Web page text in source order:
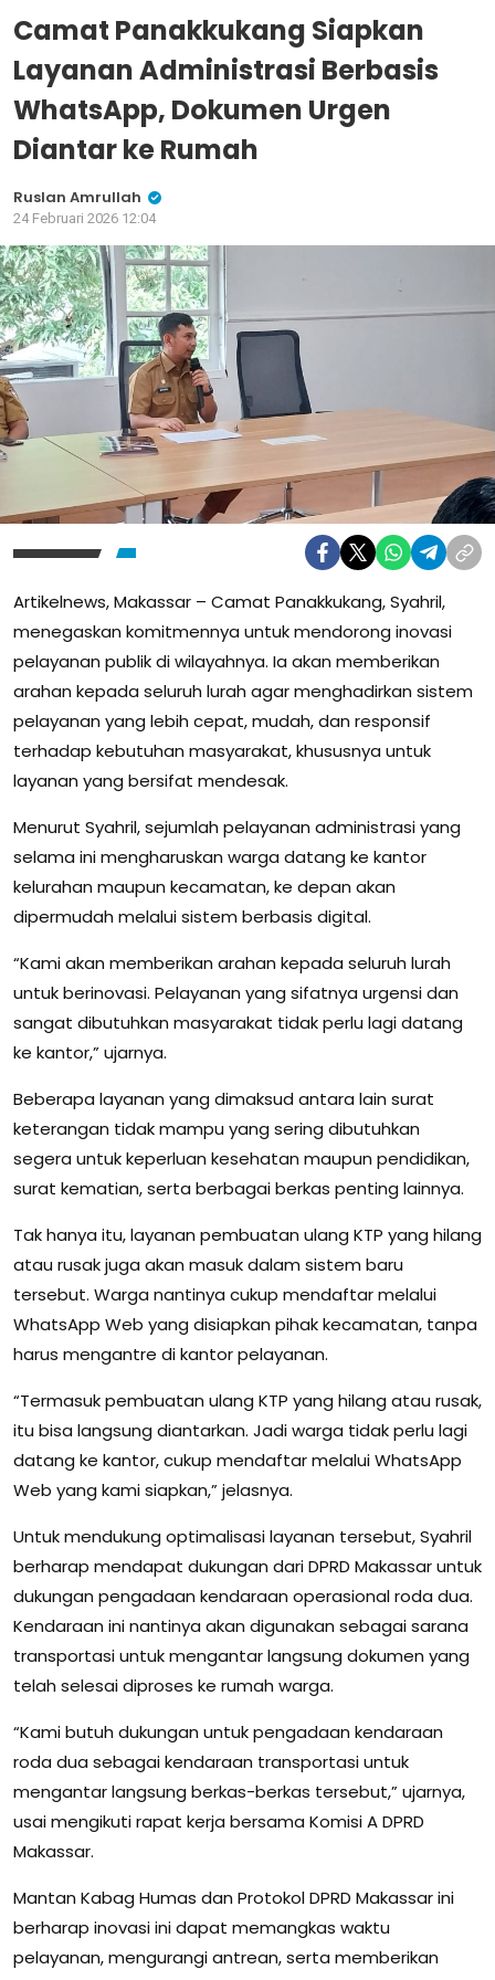
Camat Panakkukang Siapkan
Layanan Administrasi Berbasis
WhatsApp, Dokumen Urgen
Diantar ke Rumah
Ruslan Amrullah
24 Februari 2026 12:04
Artikelnews, Makassar – Camat Panakkukang, Syahril,
menegaskan komitmennya untuk mendorong inovasi
pelayanan publik di wilayahnya. Ia akan memberikan
arahan kepada seluruh lurah agar menghadirkan sistem
pelayanan yang lebih cepat, mudah, dan responsif
terhadap kebutuhan masyarakat, khususnya untuk
layanan yang bersifat mendesak.
Menurut Syahril, sejumlah pelayanan administrasi yang
selama ini mengharuskan warga datang ke kantor
kelurahan maupun kecamatan, ke depan akan
dipermudah melalui sistem berbasis digital.
“Kami akan memberikan arahan kepada seluruh lurah
untuk berinovasi. Pelayanan yang sifatnya urgensi dan
sangat dibutuhkan masyarakat tidak perlu lagi datang
ke kantor,” ujarnya.
Beberapa layanan yang dimaksud antara lain surat
keterangan tidak mampu yang sering dibutuhkan
segera untuk keperluan kesehatan maupun pendidikan,
surat kematian, serta berbagai berkas penting lainnya.
Tak hanya itu, layanan pembuatan ulang KTP yang hilang
atau rusak juga akan masuk dalam sistem baru
tersebut. Warga nantinya cukup mendaftar melalui
WhatsApp Web yang disiapkan pihak kecamatan, tanpa
harus mengantre di kantor pelayanan.
“Termasuk pembuatan ulang KTP yang hilang atau rusak,
itu bisa langsung diantarkan. Jadi warga tidak perlu lagi
datang ke kantor, cukup mendaftar melalui WhatsApp
Web yang kami siapkan,” jelasnya.
Untuk mendukung optimalisasi layanan tersebut, Syahril
berharap mendapat dukungan dari DPRD Makassar untuk
dukungan pengadaan kendaraan operasional roda dua.
Kendaraan ini nantinya akan digunakan sebagai sarana
transportasi untuk mengantar langsung dokumen yang
telah selesai diproses ke rumah warga.
“Kami butuh dukungan untuk pengadaan kendaraan
roda dua sebagai kendaraan transportasi untuk
mengantar langsung berkas-berkas tersebut,” ujarnya,
usai mengikuti rapat kerja bersama Komisi A DPRD
Makassar.
Mantan Kabag Humas dan Protokol DPRD Makassar ini
berharap inovasi ini dapat memangkas waktu
pelayanan, mengurangi antrean, serta memberikan